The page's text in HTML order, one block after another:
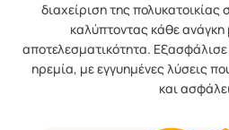
διαχείριση της πολυκατοικίας
καλύπτοντας κάθε ανάγκη
αποτελεσματικότητα.
ηρεμία, με εγγυημένες λύσεις
και